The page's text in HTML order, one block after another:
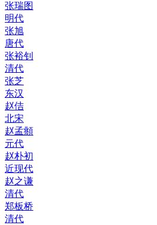
张瑞图
明代
张旭
唐代
张裕钊
清代
张芝
东汉
赵佶
北宋
赵孟頫
元代
赵朴初
近现代
赵之谦
清代
郑板桥
清代